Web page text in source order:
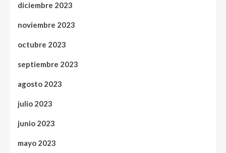
diciembre 2023
noviembre 2023
octubre 2023
septiembre 2023
agosto 2023
julio 2023
junio 2023
mayo 2023